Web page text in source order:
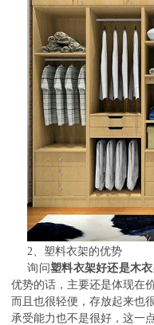
2、塑料衣架的优势
询问塑料衣架好还是木
优势的话，主要还是体现在
而且也很轻便，存放起来也
承受能力也不是很好，这一